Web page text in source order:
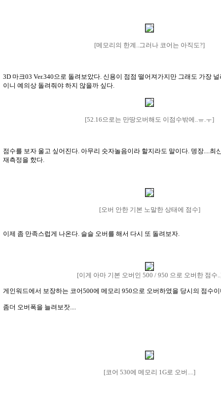
[메모리의 한계..그러나 코어는 아직도?]
3D 마크03 Ver.340으로 돌려보았다. 신용이 점점 떨어져가지만 그래도 가장
이니 예의상 돌려줘야 하지 않을까 싶다.
[52.16으로는 만땅오버해도 이점수밖에..ㅠ.ㅜ]
점수를 보자 울고 싶어진다. 아무리 숫자놀음이라 할지라도 말이다. 뎅장....최
재측정을 핬다.
[오버 안한 기본 노말한 상태에 점수]
이제 좀 만족스럽게 나온다. 슬슬 오버를 해서 다시 또 돌려보자.
[이게 아마 기본 오버인 500 / 950 으로 오버한 점수
게인워드에서 보장하는 코어500에 메모리 950으로 오버하였을 당시의 점수
좀더 오버폭을 늘려보잣....
[코어 530에 메모리 1G로 오버....]